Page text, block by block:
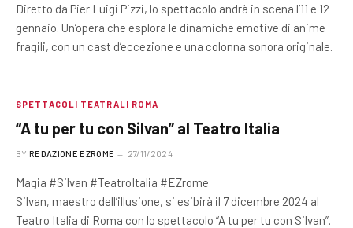
Diretto da Pier Luigi Pizzi, lo spettacolo andrà in scena l’11 e 12
gennaio. Un’opera che esplora le dinamiche emotive di anime
fragili, con un cast d’eccezione e una colonna sonora originale.
SPETTACOLI TEATRALI ROMA
“A tu per tu con Silvan” al Teatro Italia
BY REDAZIONE EZROME 27/11/2024
Magia #Silvan #TeatroItalia #EZrome
Silvan, maestro dell’illusione, si esibirà il 7 dicembre 2024 al
Teatro Italia di Roma con lo spettacolo “A tu per tu con Silvan”.